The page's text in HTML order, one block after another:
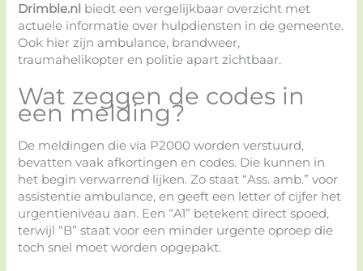
Drimble.nl biedt een vergelijkbaar overzicht met
actuele informatie over hulpdiensten in de gemeente.
Ook hier zijn ambulance, brandweer,
traumahelikopter en politie apart zichtbaar.
Wat zeggen de codes in
een melding?
De meldingen die via P2000 worden verstuurd,
bevatten vaak afkortingen en codes. Die kunnen in
het begin verwarrend lijken. Zo staat “Ass. amb.” voor
assistentie ambulance, en geeft een letter of cijfer het
urgentieniveau aan. Een “A1” betekent direct spoed,
terwijl “B” staat voor een minder urgente oproep die
toch snel moet worden opgepakt.